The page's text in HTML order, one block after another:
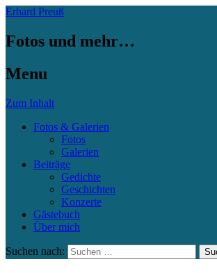
Erhard Preuß
Fotos und mehr…
Menu
Zum Inhalt
Fotos & Galerien
Fotos
Galerien
Beiträge
Gedichte
Geschichten
Konzerte
Gästebuch
Über mich
Suchen nach: